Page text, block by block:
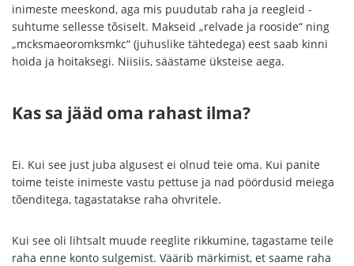
inimeste meeskond, aga mis puudutab raha ja reegleid -
suhtume sellesse tõsiselt. Makseid „relvade ja rooside“ ning
„mcksmaeoromksmkc“ (juhuslike tähtedega) eest saab kinni
hoida ja hoitaksegi. Niisiis, säästame üksteise aega.
Kas sa jääd oma rahast ilma?
Ei. Kui see just juba algusest ei olnud teie oma. Kui panite
toime teiste inimeste vastu pettuse ja nad pöördusid meiega
tõenditega, tagastatakse raha ohvritele.
Kui see oli lihtsalt muude reeglite rikkumine, tagastame teile
raha enne konto sulgemist. Väärib märkimist, et saame raha